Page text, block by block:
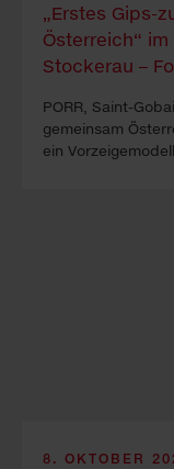
PORR, Saint-
gemeinsam
ein
8. OKTOBER